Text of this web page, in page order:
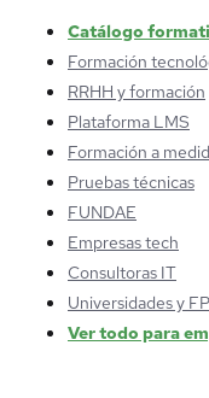
Catálogo
Formación
RRHH y formación
Plataforma LMS
Formación a
Pruebas técnicas
FUNDAE
Empresas tech
Consultoras IT
Universidades y FP
Ver todo para